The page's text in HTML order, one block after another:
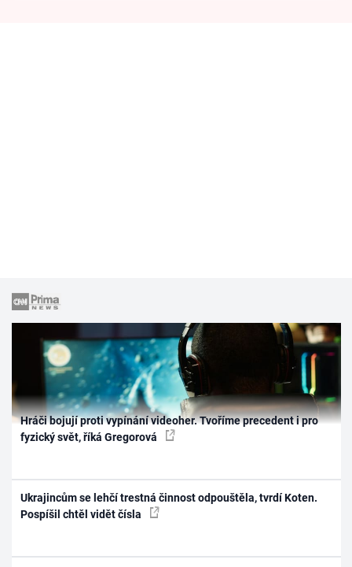
Hráči bojují proti vypínání videoher. Tvoříme precedent i pro
fyzický svět, říká Gregorová
Ukrajincům se lehčí trestná činnost odpouštěla, tvrdí Koten.
Pospíšil chtěl vidět čísla